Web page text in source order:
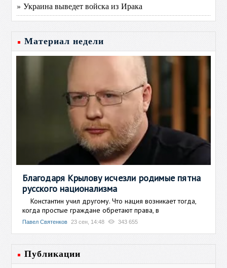
» Украина выведет войска из Ирака
Материал недели
Благодаря Крылову исчезли родимые пятна
русского национализма
Константин учил другому. Что нация возникает тогда,
когда простые граждане обретают права, в
Павел Святенков 23 сен, 14:48 343 655
Публикации